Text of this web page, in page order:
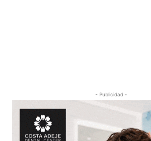
- Publicidad -